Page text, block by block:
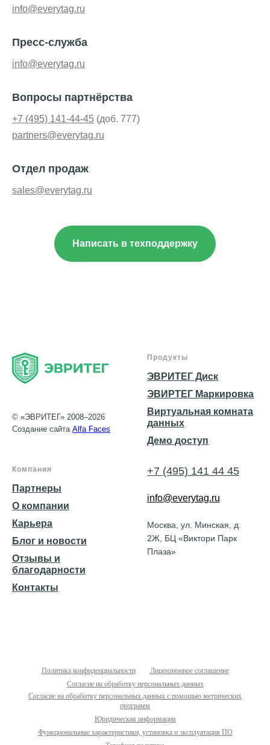
info@everytag.ru
Пресс-служба
info@everytag.ru
Вопросы партнёрства
+7 (495) 141-44-45 (доб. 777)
partners@everytag.ru
Отдел продаж
sales@everytag.ru
Написать в техподдержку
© «ЭВРИТЕГ» 2008–2026
Создание сайта Alfa Faces
Продукты
ЭВРИТЕГ Диск
ЭВИРТЕГ Маркировка
Виртуальная комната
данных
Демо доступ
Компания
Партнеры
О компании
Карьера
Блог и новости
Отзывы и
благодарности
Контакты
+7 (495) 141 44 45
info@everytag.ru
Москва, ул. Минская, д.
2Ж, БЦ «Виктори Парк
Плаза»
Политика конфиденциальности
Лицензионное соглашение
Согласие на обработку персональных данных
Согласие на обработку персональных данных с помощью метрических
программ
Юридическая информация
Функциональные характеристики, установка и эксплуатация ПО